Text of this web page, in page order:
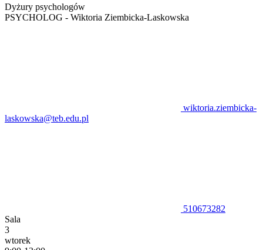
Dyżury psychologów
PSYCHOLOG - Wiktoria Ziembicka-Laskowska
wiktoria.ziembicka-
laskowska@teb.edu.pl
510673282
Sala
3
wtorek